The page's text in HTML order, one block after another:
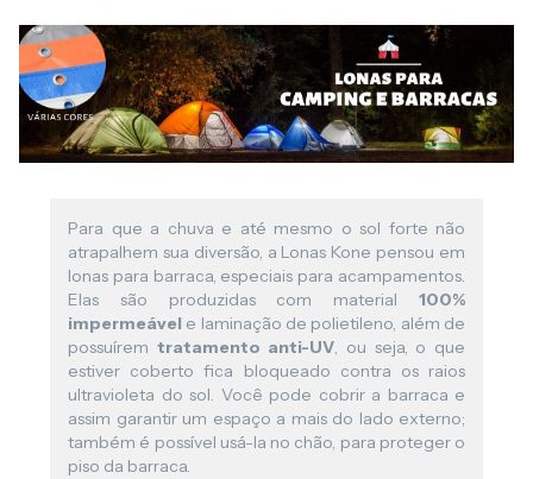
Para que a chuva e até mesmo o sol forte não
atrapalhem sua diversão, a Lonas Kone pensou em
lonas para barraca, especiais para acampamentos.
Elas são produzidas com material 100%
impermeável e laminação de polietileno, além de
possuírem tratamento anti-UV, ou seja, o que
estiver coberto fica bloqueado contra os raios
ultravioleta do sol. Você pode cobrir a barraca e
assim garantir um espaço a mais do lado externo;
também é possível usá-la no chão, para proteger o
piso da barraca.